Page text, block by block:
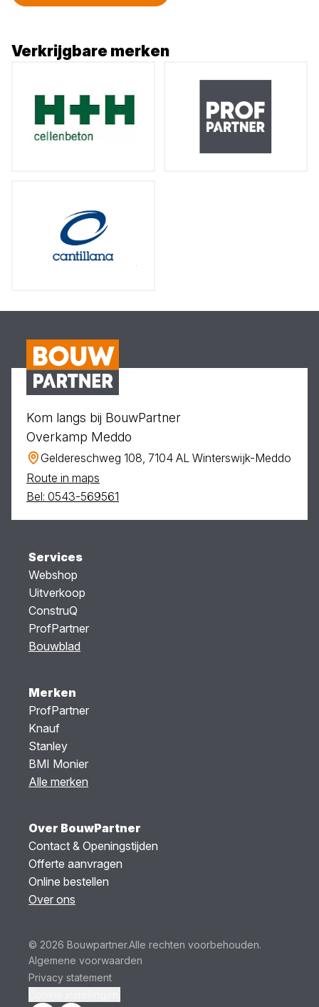
Verkrijgbare merken
Kom langs bij BouwPartner
Overkamp Meddo
Geldereschweg 108, 7104 AL Winterswijk-Meddo
Route in maps
Bel: 0543-569561
Services
Webshop
Uitverkoop
ConstruQ
ProfPartner
Bouwblad
Merken
ProfPartner
Knauf
Stanley
BMI Monier
Alle merken
Over BouwPartner
Contact & Openingstijden
Offerte aanvragen
Online bestellen
Over ons
© 2026 Bouwpartner.Alle rechten voorbehouden.
Algemene voorwaarden
Privacy statement